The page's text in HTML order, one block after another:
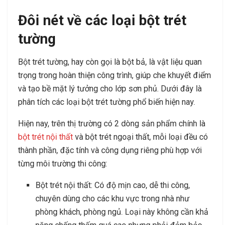
Đôi nét về các loại bột trét
tường
Bột trét tường, hay còn gọi là bột bả, là vật liệu quan
trọng trong hoàn thiện công trình, giúp che khuyết điểm
và tạo bề mặt lý tưởng cho lớp sơn phủ. Dưới đây là
phân tích các loại bột trét tường phổ biến hiện nay.
Hiện nay, trên thị trường có 2 dòng sản phẩm chính là
bột trét nội thất và bột trét ngoại thất, mỗi loại đều có
thành phần, đặc tính và công dụng riêng phù hợp với
từng môi trường thi công:
Bột trét nội thất: Có độ mịn cao, dễ thi công,
chuyên dùng cho các khu vực trong nhà như
phòng khách, phòng ngủ. Loại này không cần khả